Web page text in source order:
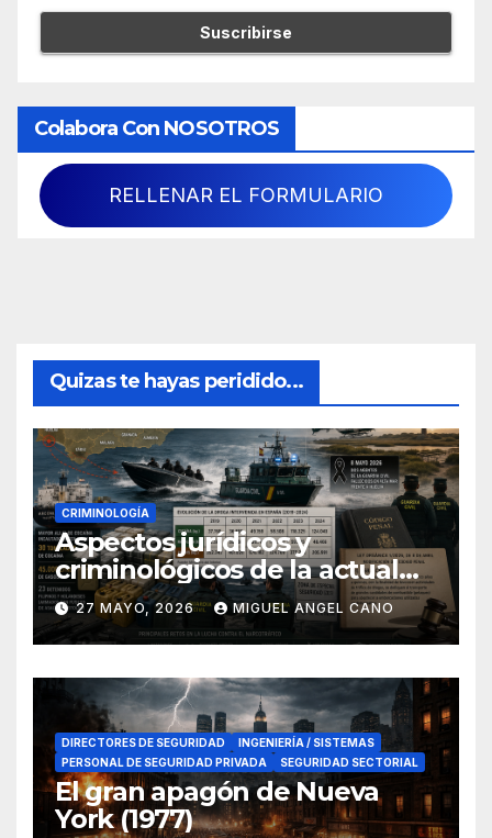
Colabora Con NOSOTROS
RELLENAR EL FORMULARIO
Quizas te hayas peridido...
CRIMINOLOGÍA
Aspectos jurídicos y
criminológicos de la actual
lucha contra el narcotráfico
en el sur de España
27 MAYO, 2026 MIGUEL ANGEL CANO
DIRECTORES DE SEGURIDAD
INGENIERÍA / SISTEMAS
PERSONAL DE SEGURIDAD PRIVADA
SEGURIDAD SECTORIAL
El gran apagón de Nueva
York (1977)